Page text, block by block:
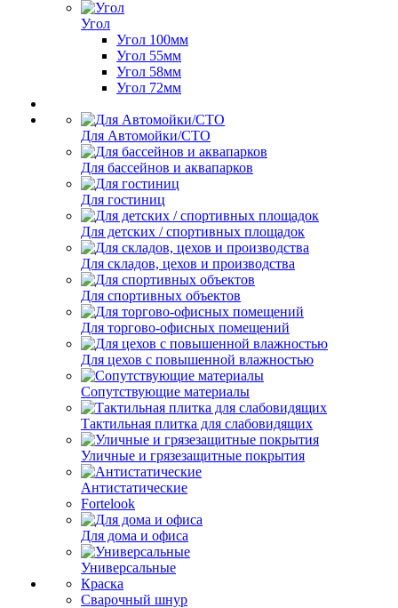
Угол
Угол 100мм
Угол 55мм
Угол 58мм
Угол 72мм
Для Автомойки/СТО
Для бассейнов и аквапарков
Для гостиниц
Для детских / спортивных площадок
Для складов, цехов и производства
Для спортивных объектов
Для торгово-офисных помещений
Для цехов с повышенной влажностью
Сопутствующие материалы
Тактильная плитка для слабовидящих
Уличные и грязезащитные покрытия
Антистатические
Fortelook
Для дома и офиса
Универсальные
Краска
Сварочный шнур